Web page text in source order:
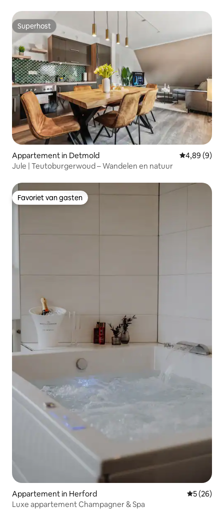
Superhost
Superhost
Appartement in Detmold Gemiddelde
4,89 (9)
Jule | Teutoburgerwoud – Wandelen en natuur
Favoriet van gasten
Favoriet van gasten
Appartement in Herford
5 (26)
Luxe appartement Champagner & Spa